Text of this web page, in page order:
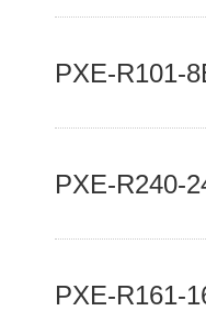
PXE-R101-
PXE-R240-
PXE-R161-